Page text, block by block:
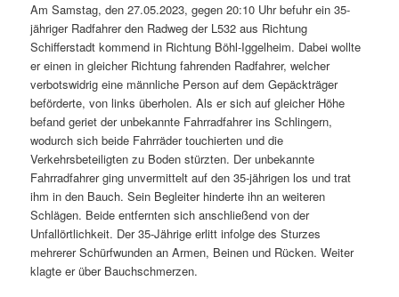
Am Samstag, den 27.05.2023, gegen 20:10 Uhr befuhr ein 35-
jähriger Radfahrer den Radweg der L532 aus Richtung
Schifferstadt kommend in Richtung Böhl-Iggelheim. Dabei wollte
er einen in gleicher Richtung fahrenden Radfahrer, welcher
verbotswidrig eine männliche Person auf dem Gepäckträger
beförderte, von links überholen. Als er sich auf gleicher Höhe
befand geriet der unbekannte Fahrradfahrer ins Schlingern,
wodurch sich beide Fahrräder touchierten und die
Verkehrsbeteiligten zu Boden stürzten. Der unbekannte
Fahrradfahrer ging unvermittelt auf den 35-jährigen los und trat
ihm in den Bauch. Sein Begleiter hinderte ihn an weiteren
Schlägen. Beide entfernten sich anschließend von der
Unfallörtlichkeit. Der 35-Jährige erlitt infolge des Sturzes
mehrerer Schürfwunden an Armen, Beinen und Rücken. Weiter
klagte er über Bauchschmerzen.